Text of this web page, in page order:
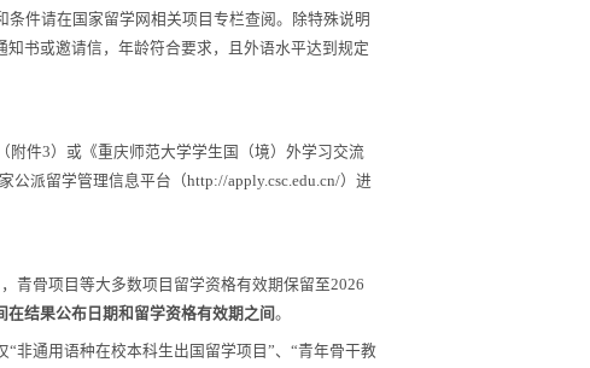
条件请在国家留学网相关项目专栏查阅。除特殊说明
书或邀请信，年龄符合要求，且外语水平达到规定
附件3）或《重庆师范大学学生国（境）外学习交流
公派留学管理信息平台（http://apply.csc.edu.cn/）进
， 青骨项目等大多数项目留学资格有效期保留至2026
结果公布日期和留学资格有效期之间 。
“非通用语种在校本科生出国留学项目 ”、 “青年骨干教